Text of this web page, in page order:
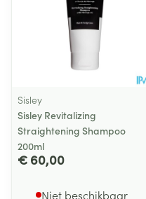
Sisley
Sisley Revitalizing
Straightening Shampoo
200ml
€ 60,00
Niet beschikbaar